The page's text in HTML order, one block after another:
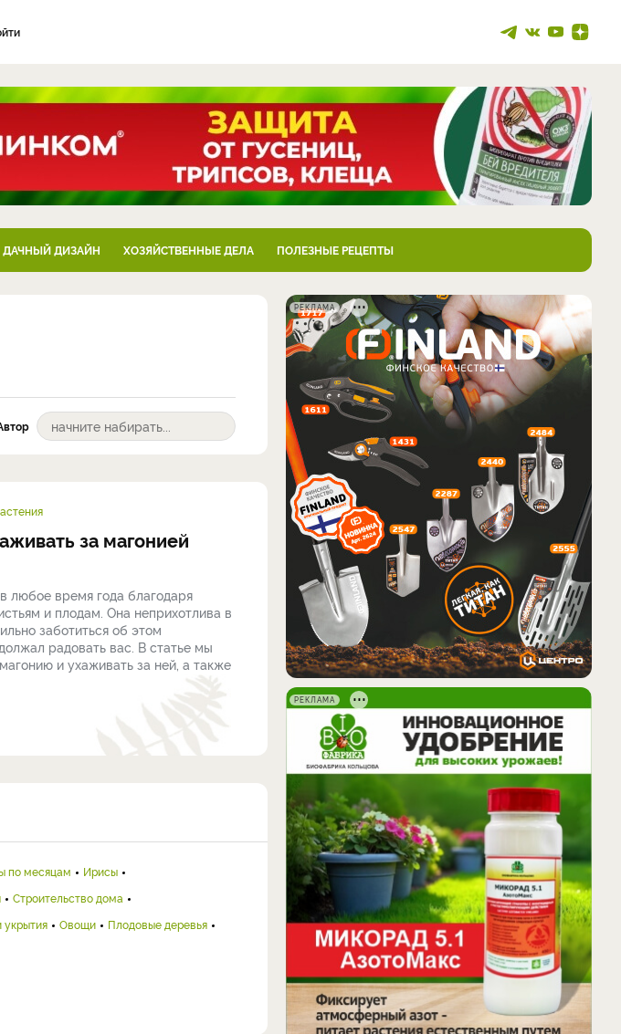
ДАЧНЫЙ ДИЗАЙН ХОЗЯЙСТВЕННЫЕ ДЕЛА ПОЛЕЗНЫЕ РЕЦЕПТЫ
за магонией
любое время года благодаря
и плодам. Она неприхотлива в
заботиться об этом
радовать вас. В статье мы
и ухаживать за ней, а также
по месяцам
Ирисы
Строительство дома
укрытия Овощи
Плодовые деревья
РЕКЛАМА
РЕКЛАМА